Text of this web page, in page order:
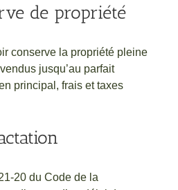
de propriété
conserve la propriété pleine
jusqu’au parfait
principal, frais et taxes
20 du Code de la